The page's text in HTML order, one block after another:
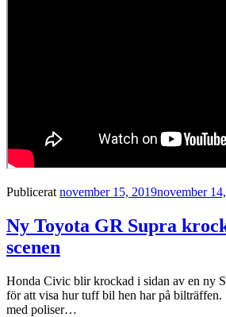
Publicerat november 15, 2019november
Ny Toyota GR Supra
scenen
Honda Civic blir krockad i sidan av en ny
för att visa hur tuff bil hen har på bilträffen.
med poliser…